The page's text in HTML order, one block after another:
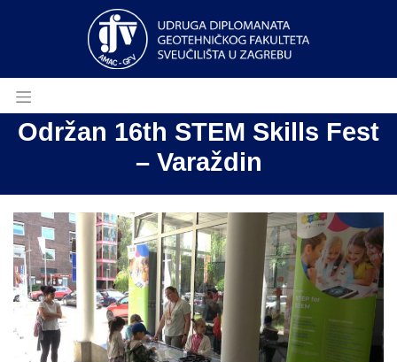
Održan 16th STEM Skills Fest
– Varaždin